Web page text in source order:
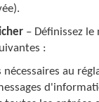
– Définissez
:
au